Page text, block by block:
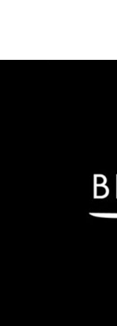
Bremont ist
Regroup
chinesischen